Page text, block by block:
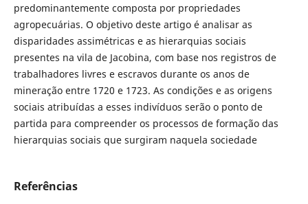
predominantemente composta por propriedades
agropecuárias. O objetivo deste artigo é analisar as
disparidades assimétricas e as hierarquias sociais
presentes na vila de Jacobina, com base nos registros de
trabalhadores livres e escravos durante os anos de
mineração entre 1720 e 1723. As condições e as origens
sociais atribuídas a esses indivíduos serão o ponto de
partida para compreender os processos de formação das
hierarquias sociais que surgiram naquela sociedade
Referências